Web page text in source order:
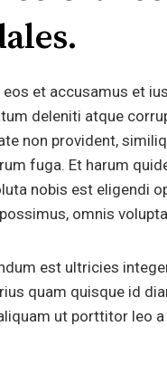
eos et accusamus et
deleniti atque
non provident,
fuga. Et harum
nobis est eligendi
omnis
est ultricies
quam quisque id
ut porttitor leo a